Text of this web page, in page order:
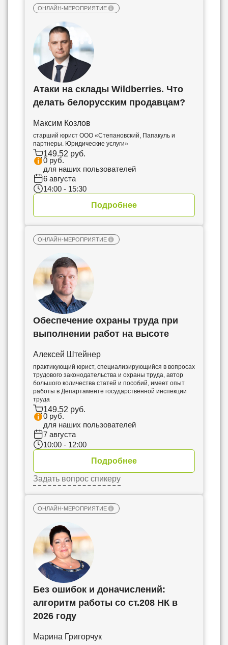
За 0 рублей входят в тарифные планы:
WEB PREMIUM
Крупное предприятие, Бюджет максимальный
+, Бюджет максимальный + ПРО – на уровне
L1 – один в месяц, L2 и выше, XL1 и выше.
За 0 рублей входят в тарифные планы:
описании (без дополнительной оплаты).
По вопросам приобретения обращайтесь на
webinar@business-info.by
ОНЛАЙН-МЕРОПРИЯТИЕ
Атаки на склады Wildberries. Что
делать белорусским продавцам?
Максим Козлов
старший юрист ООО «Степановский, Папакуль и
партнеры. Юридические услуги»
149.52 руб.
0 руб.
для наших пользователей
6 августа
14:00 - 15:30
Подробнее
ОНЛАЙН-МЕРОПРИЯТИЕ
Обеспечение охраны труда при
выполнении работ на высоте
Алексей Штейнер
практикующий юрист, специализирующийся в вопросах
трудового законодательства и охраны труда, автор
большого количества статей и пособий, имеет опыт
работы в Департаменте государственной инспекции
труда
149.52 руб.
0 руб.
для наших пользователей
7 августа
10:00 - 12:00
Подробнее
Задать вопрос спикеру
ОНЛАЙН-МЕРОПРИЯТИЕ
Без ошибок и доначислений:
алгоритм работы со ст.208 НК в
2026 году
Марина Григорчук